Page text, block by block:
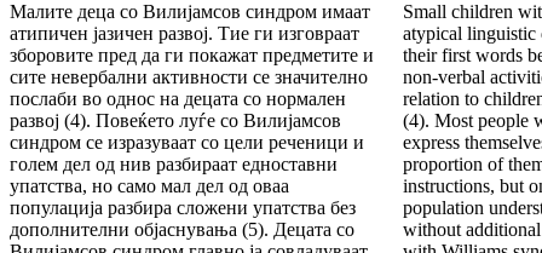
Малите деца со Вилијамсов синдром имаат
ати­пи­чен јазичен развој. Тие ги изговраат
зборо­ви­те пред да ги покажат предметите и
сите не­вер­бални активности се значително
послаби во од­нос на децата со нормален
развој (4). Повеќето луѓе со Ви­лијамсов
синдром се изразуваат со цели ре­че­ници и
голем дел од нив разбираат едноставни
упатства, но само мал дел од оваа
популација разбира сложени упатства без
до­пол­нителни об­јас­нувања (5). Децата со
Small children
atypical linguistic
their first words
non-verbal
relation to
(4). Most people
express
proportion of
instructions, but
population
without